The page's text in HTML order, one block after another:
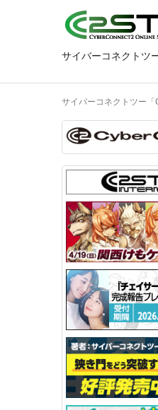
サイバーコネクトツ
サイバーコネクトツー「